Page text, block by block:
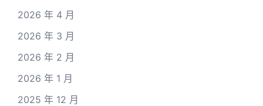
2026 年 4 月
2026 年 3 月
2026 年 2 月
2026 年 1 月
2025 年 12 月